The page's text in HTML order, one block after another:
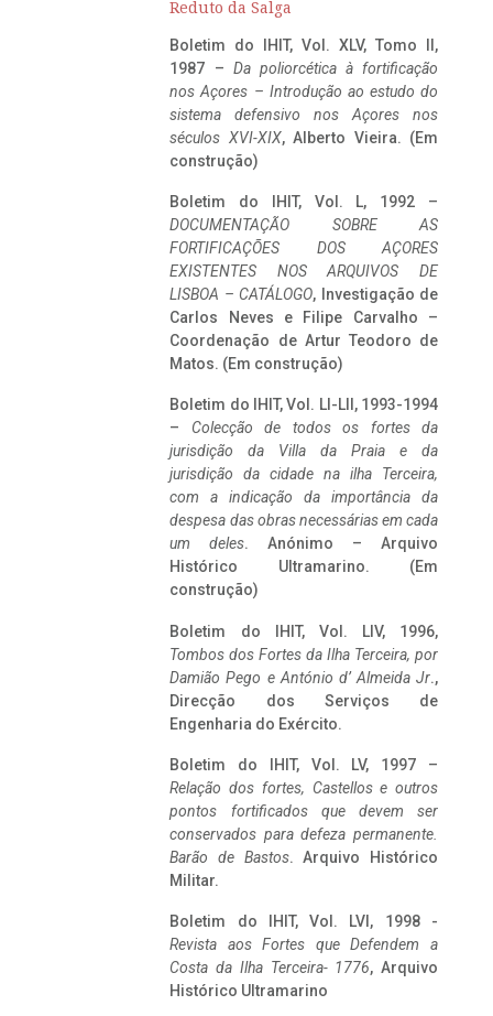
Reduto da Salga
Boletim do IHIT, Vol. XLV, Tomo II,
1987 – Da poliorcética à fortificação
nos Açores – Introdução ao estudo do
sistema defensivo nos Açores nos
séculos XVI-XIX, Alberto Vieira. (Em
construção)
Boletim do IHIT, Vol. L, 1992 –
DOCUMENTAÇÃO SOBRE AS
FORTIFICAÇÕES DOS AÇORES
EXISTENTES NOS ARQUIVOS DE
LISBOA – CATÁLOGO, Investigação de
Carlos Neves e Filipe Carvalho –
Coordenação de Artur Teodoro de
Matos. (Em construção)
Boletim do IHIT, Vol. LI-LII, 1993-1994
– Colecção de todos os fortes da
jurisdição da Villa da Praia e da
jurisdição da cidade na ilha Terceira,
com a indicação da importância da
despesa das obras necessárias em cada
um deles. Anónimo – Arquivo
Histórico Ultramarino. (Em
construção)
Boletim do IHIT, Vol. LIV, 1996,
Tombos dos Fortes da Ilha Terceira, por
Damião Pego e António d’ Almeida Jr.,
Direcção dos Serviços de
Engenharia do Exército.
Boletim do IHIT, Vol. LV, 1997 –
Relação dos fortes, Castellos e outros
pontos fortificados que devem ser
conservados para defeza permanente.
Barão de Bastos. Arquivo Histórico
Militar.
Boletim do IHIT, Vol. LVI, 1998 -
Revista aos Fortes que Defendem a
Costa da Ilha Terceira- 1776, Arquivo
Histórico Ultramarino